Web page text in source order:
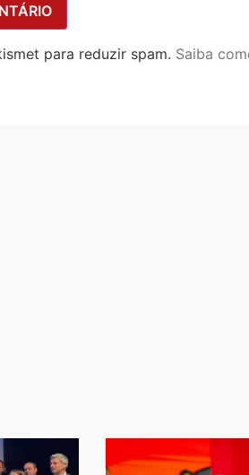
para reduzir spam. Saiba